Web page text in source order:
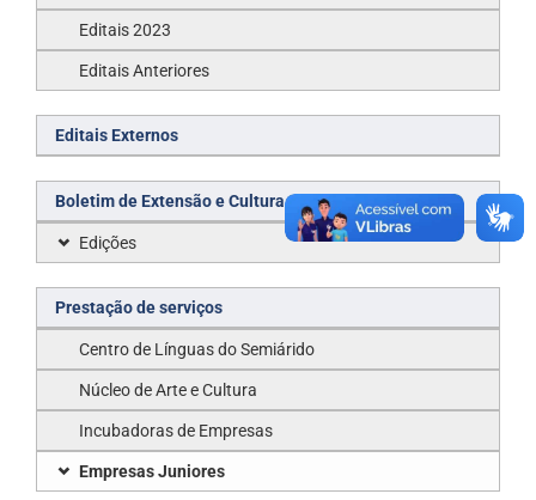
Editais 2023
Editais Anteriores
Editais Externos
Boletim de Extensão e Cultura
Edições
Prestação de serviços
Centro de Línguas do Semiárido
Núcleo de Arte e Cultura
Incubadoras de Empresas
Empresas Juniores